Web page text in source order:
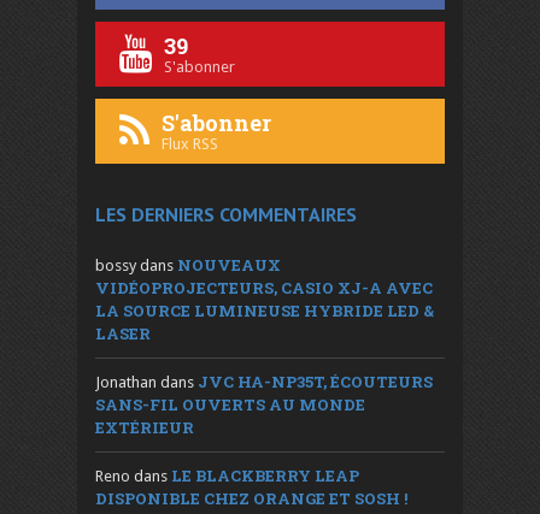
39
S'abonner
S'abonner
Flux RSS
LES DERNIERS COMMENTAIRES
bossy dans NOUVEAUX
VIDÉOPROJECTEURS, CASIO XJ-A AVEC
LA SOURCE LUMINEUSE HYBRIDE LED &
LASER
Jonathan dans JVC HA-NP35T, ÉCOUTEURS
SANS-FIL OUVERTS AU MONDE
EXTÉRIEUR
Reno dans LE BLACKBERRY LEAP
DISPONIBLE CHEZ ORANGE ET SOSH !